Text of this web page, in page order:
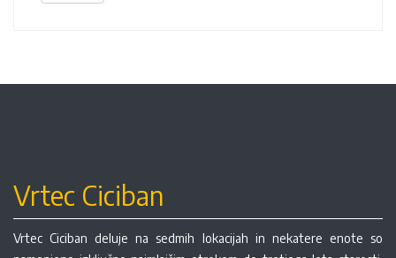
Vrtec Ciciban
Vrtec Ciciban deluje na sedmih lokacijah in nekatere enote so